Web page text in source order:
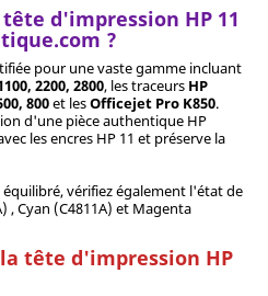
d'impression HP 11
?
pour une vaste gamme incluant
2200, 2800, les traceurs HP
800et lesOfficejet Pro K850.
d'une pièce authentique HP
les encres HP 11 et préserve la
vérifiez également l'état de
, Cyan (C4811A) et Magenta
tête d'impression HP